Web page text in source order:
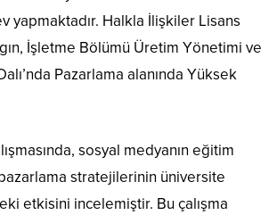
yapmaktadır. Halkla İlişkiler Lisans
İşletme Bölümü Üretim Yönetimi ve
Pazarlama alanında Yüksek
sosyal medyanın eğitim
stratejilerinin üniversite
etkisini incelemiştir. Bu çalışma